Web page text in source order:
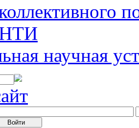
научная